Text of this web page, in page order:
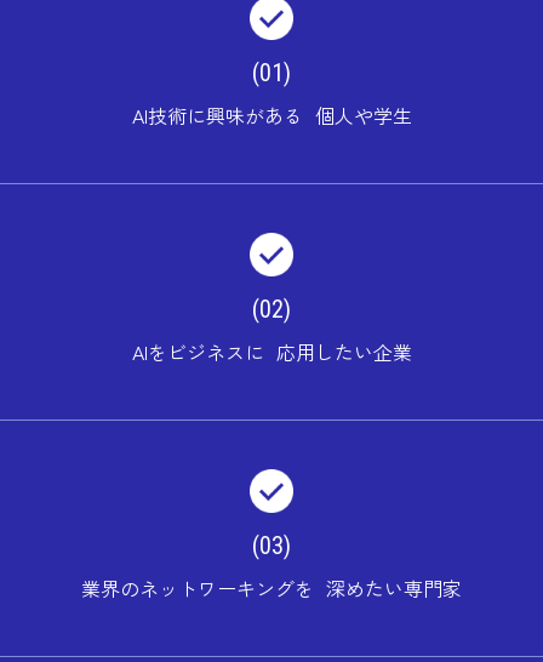
(01)
AI技術に興味がある 個人や学生
(02)
AIをビジネスに 応用したい企業
(03)
業界のネットワーキングを 深めたい専門家